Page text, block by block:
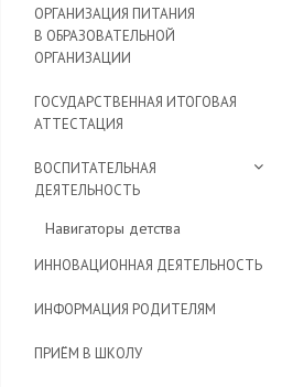
ОРГАНИЗАЦИЯ ПИТАНИЯ
В ОБРАЗОВАТЕЛЬНОЙ
ОРГАНИЗАЦИИ
ГОСУДАРСТВЕННАЯ ИТОГОВАЯ
АТТЕСТАЦИЯ
ВОСПИТАТЕЛЬНАЯ
ДЕЯТЕЛЬНОСТЬ
Навигаторы детства
ИННОВАЦИОННАЯ ДЕЯТЕЛЬНОСТЬ
ИНФОРМАЦИЯ РОДИТЕЛЯМ
ПРИЁМ В ШКОЛУ